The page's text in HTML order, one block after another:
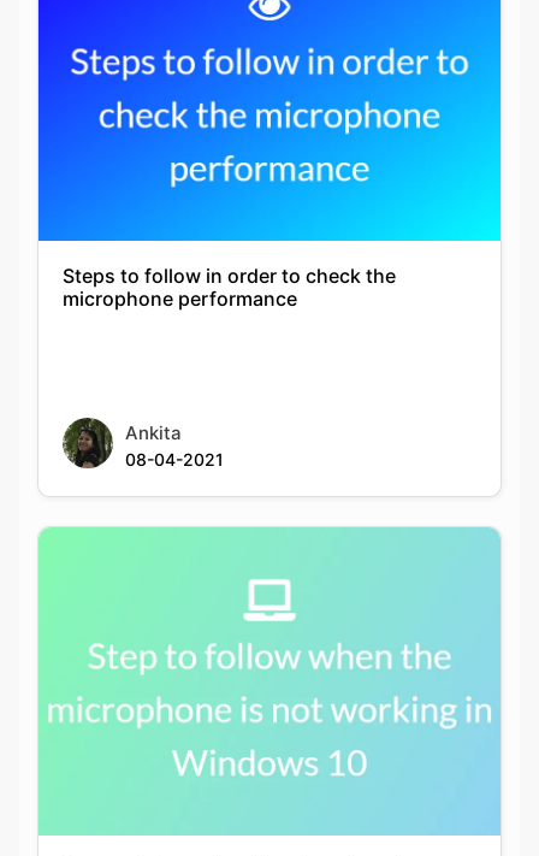
Steps to follow in order to check the
microphone performance
Ankita
08-04-2021